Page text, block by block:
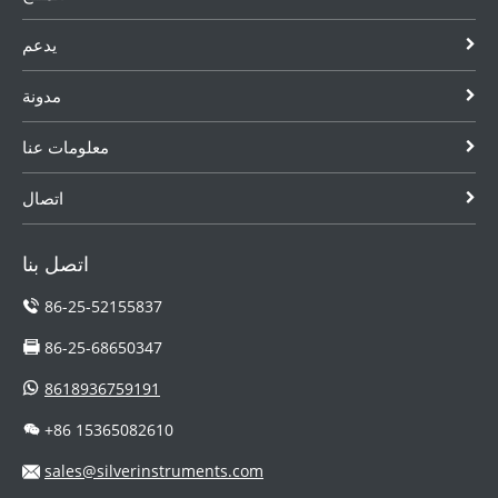
0.5 ٪ FS ، إنه نوع
من مقياس تدفق
الإزاحة الإيجابي
....
والديزل ، والحليب
الكيميائية المسببة
يدعم
مدونة
معلومات عنا
اتصال
اتصل بنا
86-25-52155837
86-25-68650347
8618936759191
+86 15365082610
sales@silverinstruments.com